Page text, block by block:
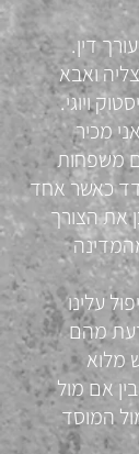
דין.
ואבא
ויוגי.
מכיר
משפחות
כאשר אחד
את הצורך
עלינו
מהם
מלוא
אם מול
המוסד